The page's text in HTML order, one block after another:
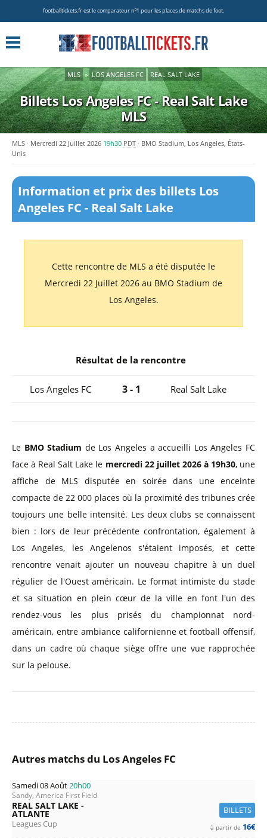
footballtickets.fr est le comparateur nº1 pour les places de matchs de foot.
MLS » LOS ANGELES FC REAL SALT LAKE
Billets Los Angeles FC - Real Salt Lake
MLS
MLS Mercredi 22 Juillet 2026 19h30 PDT
BMO Stadium, Los Angeles, États-
Unis
Information et prix des billets Los
Angeles FC - Real Salt Lake
Cette rencontre de MLS a été disputée le
Mercredi 22 Juillet 2026 au BMO Stadium de
Los Angeles.
Résultat de la rencontre
Los Angeles FC 3 - 1 Real Salt Lake
Le BMO Stadium de Los Angeles a accueilli Los Angeles FC
face à Real Salt Lake le mercredi 22 juillet 2026 à 19h30, une
affiche de MLS disputée en soirée dans une enceinte
compacte de 22 000 places où la proximité des tribunes crée
toujours une belle intensité. Les deux clubs se connaissent
bien : lors de leur précédente confrontation, également à
Los Angeles, les Angelenos s'étaient imposés, et cette
rencontre venait ajouter un nouveau chapitre à un duel
régulier de l'Ouest américain. Le format intimiste du stade
et sa situation en plein cœur de la ville en font l'un des
rendez-vous les plus prisés du championnat nord-
américain, entre ambiance californienne et football offensif,
dans un cadre où chaque siège offre une vue rapprochée
sur la pelouse.
Autres matchs du Los Angeles FC
Samedi 08 Août20h00
Sandy, America First Field
BILLETS
REAL SALT LAKE -
ATLANTE
Leagues Cup à partir de 16€